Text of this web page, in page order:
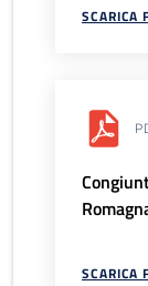
SCARICA
SCARICA